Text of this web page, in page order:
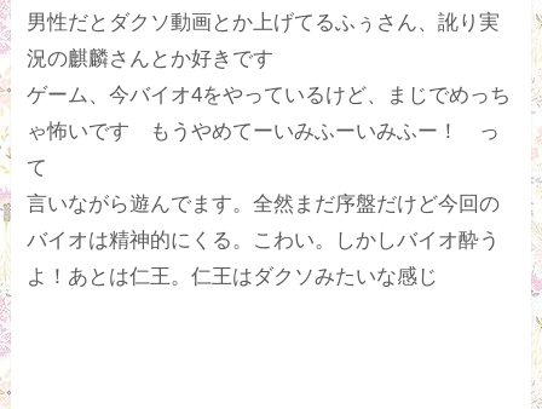
男性だとダクソ動画とか上げてるふぅさん、訛り実
況の麒麟さんとか好きです
ゲーム、今バイオ4をやっているけど、まじでめっち
ゃ怖いです もうやめてーいみふーいみふー！ っ
て
言いながら遊んでます。全然まだ序盤だけど今回の
バイオは精神的にくる。こわい。しかしバイオ酔う
よ！あとは仁王。仁王はダクソみたいな感じ